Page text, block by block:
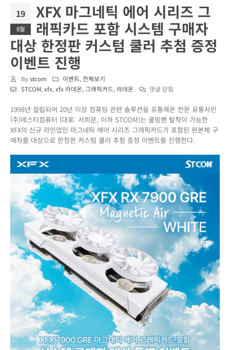
19
8월
XFX 마그네틱 에어 시리즈 그
래픽카드 포함 시스템 구매자
대상 한정판 커스텀 쿨러 추첨 증정
이벤트 진행
Bystcom 이벤트, 전체보기
STCOM,xfx,xfx 라데온,그래픽카드, 라데온
XFX
그
네
틱
에
즈
그
래
픽
시
스
템
매
자
대
상
한
댓글 닫힘
1998년 설립되어 20년 이상 컴퓨팅 관련 솔루션을 유통해온 전문 유통사인
(주)에스티컴퓨터 (대표: 서희문, 이하 STCOM)는 쿨링팬 탈착이 가능한
XFX의 신규 라인업인 마그네틱 에어 시리즈 그래픽카드가 포함된 완본체 구
매자를 대상으로 한정판 커스텀 쿨러 추첨 증정 이벤트를 진행한다.